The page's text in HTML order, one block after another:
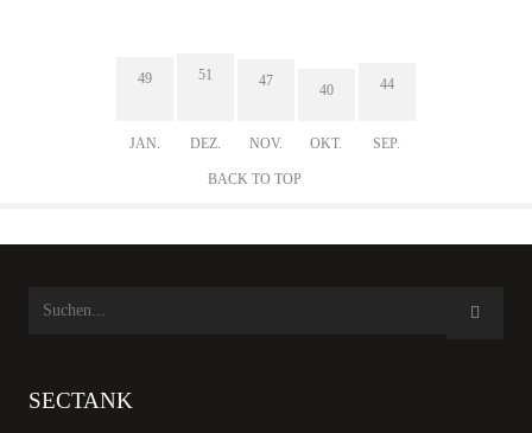
49
JAN.
51
DEZ.
47
NOV.
40
OKT.
44
SEP.
BACK TO TOP
SECTANK